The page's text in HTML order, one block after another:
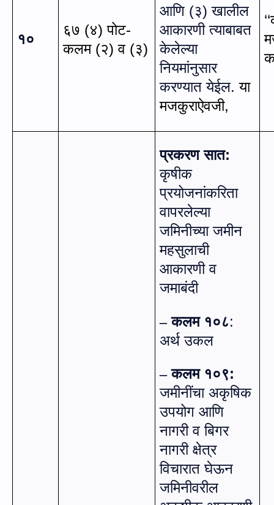
१०
६७ (४) पोट-
कलम (२) व (३)
आणि (३) खालील
आकारणी त्याबाबत
केलेल्या
नियमांनुसार
करण्यात येईल. या
मजकुराऐवजी,
प्रकरण सात:
कृषीक
प्रयोजनांकरिता
वापरलेल्या
जमिनीच्या जमीन
महसुलाची
आकारणी व
जमाबंदी
–कलम १०८:
अर्थ उकल
–कलम १०९:
जमीनींचा अकृषिक
उपयोग आणि
नागरी व बिगर
नागरी क्षेत्र
विचारात घेऊन
जमिनीवरील